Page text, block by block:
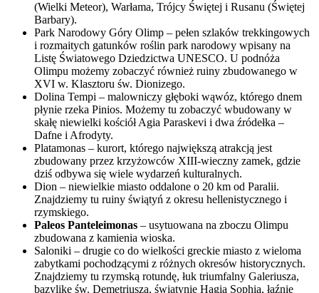
(Wielki Meteor), Warłama, Trójcy Świętej i Rusanu (Świętej
Barbary).
Park Narodowy Góry Olimp – pełen szlaków trekkingowych
i rozmaitych gatunków roślin park narodowy wpisany na
Listę Światowego Dziedzictwa UNESCO. U podnóża
Olimpu możemy zobaczyć również ruiny zbudowanego w
XVI w. Klasztoru św. Dionizego.
Dolina Tempi – malowniczy głęboki wąwóz, którego dnem
płynie rzeka Pinios. Możemy tu zobaczyć wbudowany w
skałę niewielki kościół Agia Paraskevi i dwa źródełka –
Dafne i Afrodyty.
Platamonas – kurort, którego największą atrakcją jest
zbudowany przez krzyżowców XIII-wieczny zamek, gdzie
dziś odbywa się wiele wydarzeń kulturalnych.
Dion – niewielkie miasto oddalone o 20 km od Paralii.
Znajdziemy tu ruiny świątyń z okresu hellenistycznego i
rzymskiego.
Paleos Panteleimonas – usytuowana na zboczu Olimpu
zbudowana z kamienia wioska.
Saloniki – drugie co do wielkości greckie miasto z wieloma
zabytkami pochodzącymi z różnych okresów historycznych.
Znajdziemy tu rzymską rotundę, łuk triumfalny Galeriusza,
bazylikę św. Demetriusza, świątynię Hagia Sophia, łaźnie